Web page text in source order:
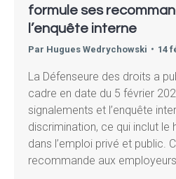
formule ses
l’enquête interne
Par Hugues Wedrychowski 14
La Défenseure des droits a
cadre en date du 5 février
signalements et l’enquête
discrimination, ce qui inclut le
dans l’emploi privé et public.
recommande aux